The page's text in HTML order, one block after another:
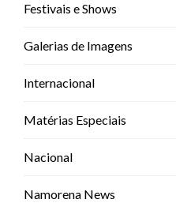
Festivais e Shows
Galerias de Imagens
Internacional
Matérias Especiais
Nacional
Namorena News